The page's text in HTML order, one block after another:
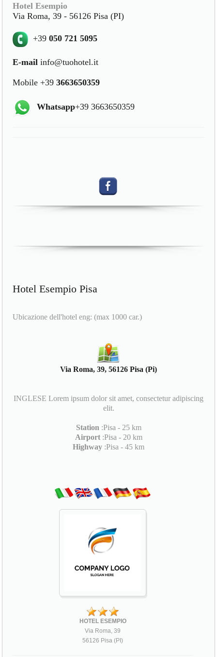
Hotel Esempio
Via Roma, 39 - 56126 Pisa (PI)
+39050 721 5095
E-mail info@tuohotel.it
Mobile +393663650359
Whatsapp+39 3663650359
Hotel Esempio Pisa
Ubicazione dell'hotel eng: (max 1000 car.)
Via Roma, 39, 56126 Pisa (Pi)
INGLESE Lorem ipsum dolor sit amet, consectetur adipiscing
elit.
Station :Pisa - 25 km
Airport:Pisa - 20 km
Highway :Pisa - 45 km
HOTEL ESEMPIO
Via Roma, 39
56126 Pisa (PI)